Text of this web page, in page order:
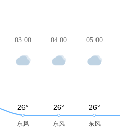
03:00
东风
04:00
东风
05:00
东风